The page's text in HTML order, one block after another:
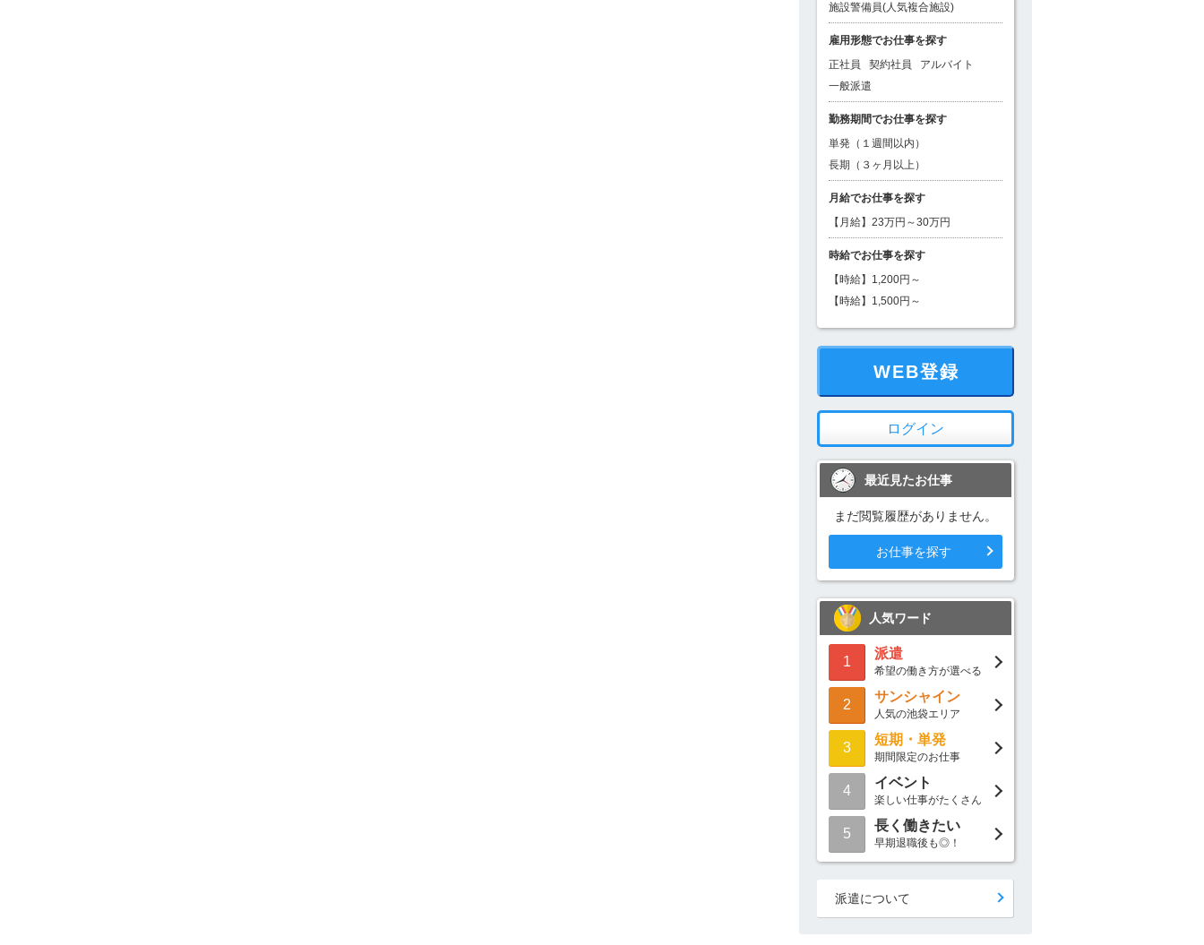
施設警備員(人気複合施設)
雇用形態でお仕事を探す
正社員
契約社員
アルバイト
一般派遣
勤務期間でお仕事を探す
単発（１週間以内）
長期（３ヶ月以上）
月給でお仕事を探す
【月給】23万円～30万円
時給でお仕事を探す
【時給】1,200円～
【時給】1,500円～
WEB登録
ログイン
最近見たお仕事
まだ閲覧履歴がありません。
お仕事を探す
人気ワード
1
派遣
希望の働き方が選べる
2
サンシャイン
人気の池袋エリア
3
短期・単発
期間限定のお仕事
4
イベント
楽しい仕事がたくさん
5
長く働きたい
早期退職後も◎！
派遣について